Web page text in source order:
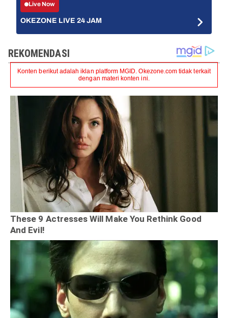
Live Now
OKEZONE LIVE 24 JAM